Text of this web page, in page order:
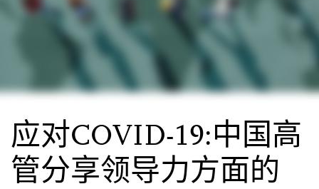
应对COVID-19:中国高
管分享领导力方面的